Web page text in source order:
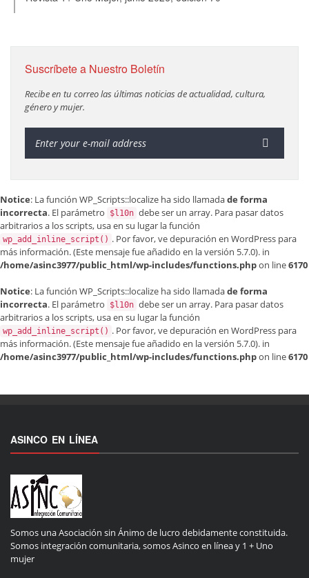
Suscríbete a Nuestro Boletín
Recibe en tu correo las últimas noticias de actualidad, cultura,
género y mujer.
Notice: La función WP_Scripts::localize ha sido llamadade forma
incorrecta. El parámetro $l10n debe ser un array. Para pasar datos
arbitrarios a los scripts, usa en su lugar la función
wp_add_inline_script() . Por favor, vedepuración en WordPress para
más información. (Este mensaje fue añadido en la versión 5.7.0). in
/home/asinc3977/public_html/wp-includes/functions.phpon line6170
Notice: La función WP_Scripts::localize ha sido llamadade forma
incorrecta. El parámetro $l10n debe ser un array. Para pasar datos
arbitrarios a los scripts, usa en su lugar la función
wp_add_inline_script() . Por favor, vedepuración en WordPress para
más información. (Este mensaje fue añadido en la versión 5.7.0). in
/home/asinc3977/public_html/wp-includes/functions.phpon line6170
ASINCO EN LÍNEA
Somos una Asociación sin Ánimo de lucro debidamente constituida.
Somos integración comunitaria, somos Asinco en línea y 1 + Uno
mujer